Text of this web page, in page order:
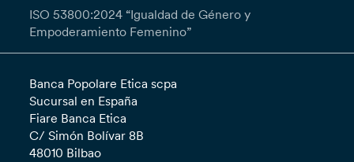
ISO 53800:2024 “Igualdad de Género y
Empoderamiento Femenino”
Banca Popolare Etica scpa
Sucursal en España
Fiare Banca Etica
C/ Simón Bolívar 8B
48010 Bilbao